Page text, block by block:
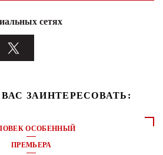
сетях
ЗАИНТЕРЕСОВАТЬ:
ОСОБЕННЫЙ
ПРЕМЬЕРА